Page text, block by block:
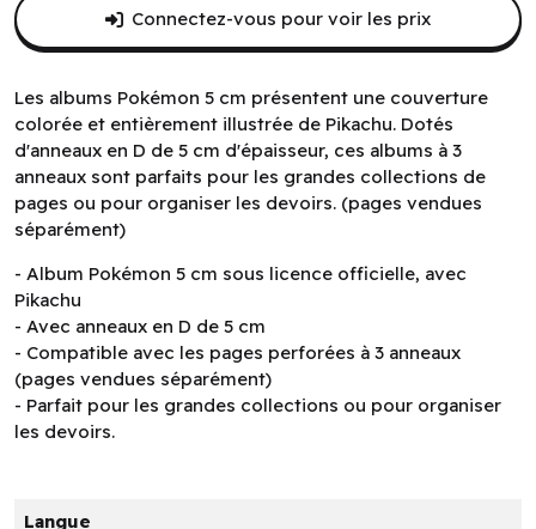
Les albums Pokémon 5 cm présentent une couverture
colorée et entièrement illustrée de Pikachu. Dotés
d'anneaux en D de 5 cm d'épaisseur, ces albums à 3
anneaux sont parfaits pour les grandes collections de
pages ou pour organiser les devoirs. (pages vendues
séparément)
- Album Pokémon 5 cm sous licence officielle, avec
Pikachu
- Avec anneaux en D de 5 cm
- Compatible avec les pages perforées à 3 anneaux
(pages vendues séparément)
- Parfait pour les grandes collections ou pour organiser
les devoirs.
Connectez-vous pour voir les prix
Langue